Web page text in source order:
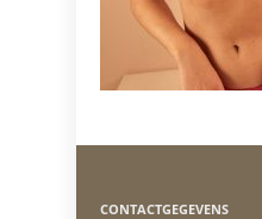
CONTACTGEGEVENS